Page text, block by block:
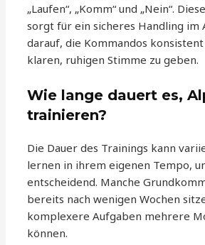
„Laufen“, „Komm“ und „Nein“.
sorgt für ein sicheres Handling im
darauf, die Kommandos
klaren, ruhigen Stimme zu geben.
Wie lange dauert es,
trainieren?
Die Dauer des Trainings kann
lernen in ihrem eigenen Tempo,
entscheidend. Manche
bereits nach wenigen Wochen
komplexere Aufgaben mehrere
können.